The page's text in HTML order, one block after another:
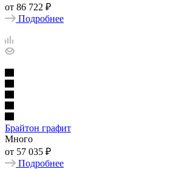
от 86 722 ₽
Подробнее
Брайтон графит
Много
от 57 035 ₽
Подробнее